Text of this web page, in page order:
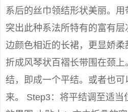
系后的丝巾领结形状美丽。
突出此种系法所特有的富有
边颜色相近的长裙，更显娇
折成风琴状百褶长带围在颈
结，即成一个平结。或者也
来。 Step3：将平结调至适当